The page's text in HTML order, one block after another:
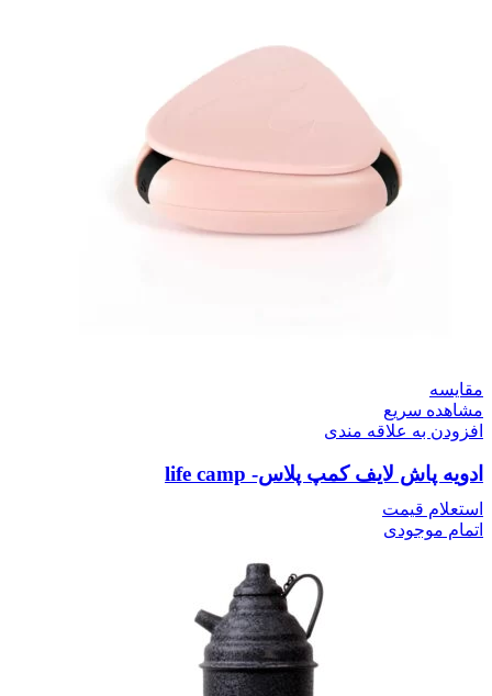
مقایسه
مشاهده سریع
افزودن به علاقه مندی
ادویه پاش لایف کمپ پلاس- life camp
استعلام قیمت
اتمام موجودی